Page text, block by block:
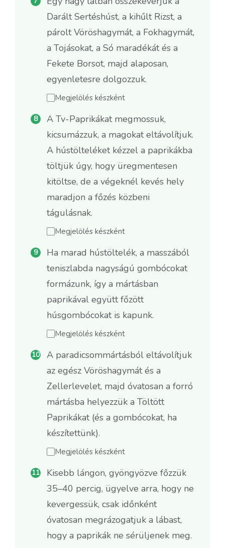
Darált Sertéshúst, a kihűlt Rizst, a
párolt Vöröshagymát, a Fokhagymát,
a Tojásokat, a Só maradékát és a
Fekete Borsot, majd alaposan,
egyenletesre dolgozzuk.
Megjelölés készként
A Tv-Paprikákat megmossuk,
kicsumázzuk, a magokat eltávolítjuk.
A hústölteléket kézzel a paprikákba
töltjük úgy, hogy üregmentesen
kitöltse, de a végeknél kevés hely
maradjon a főzés közbeni
tágulásnak.
Megjelölés készként
Ha marad hústöltelék, a masszából
teniszlabda nagyságú gombócokat
formázunk, így a mártásban
paprikával együtt főzött
húsgombócokat is kapunk.
Megjelölés készként
A paradicsommártásból eltávolítjuk
az egész Vöröshagymát és a
Zellerlevelet, majd óvatosan a forró
mártásba helyezzük a Töltött
Paprikákat (és a gombócokat, ha
készítettünk).
Megjelölés készként
Kisebb lángon, gyöngyözve főzzük
35–40 percig, ügyelve arra, hogy ne
kevergessük, csak időnként
óvatosan megrázogatjuk a lábast,
hogy a paprikák ne sérüljenek meg.